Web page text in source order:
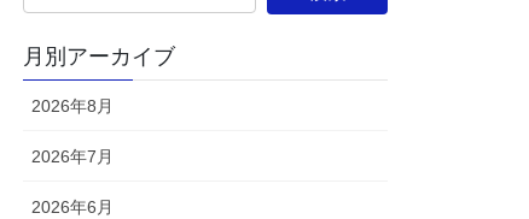
月別アーカイブ
2026年8月
2026年7月
2026年6月